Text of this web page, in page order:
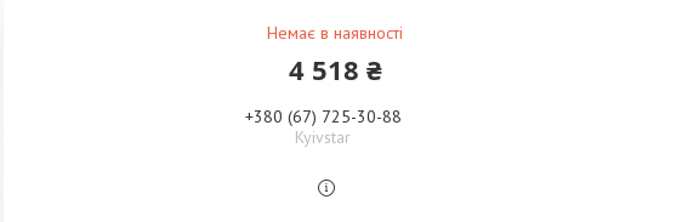
Немає в наявності
4 518 ₴
+380 (67) 725-30-88
Kyivstar